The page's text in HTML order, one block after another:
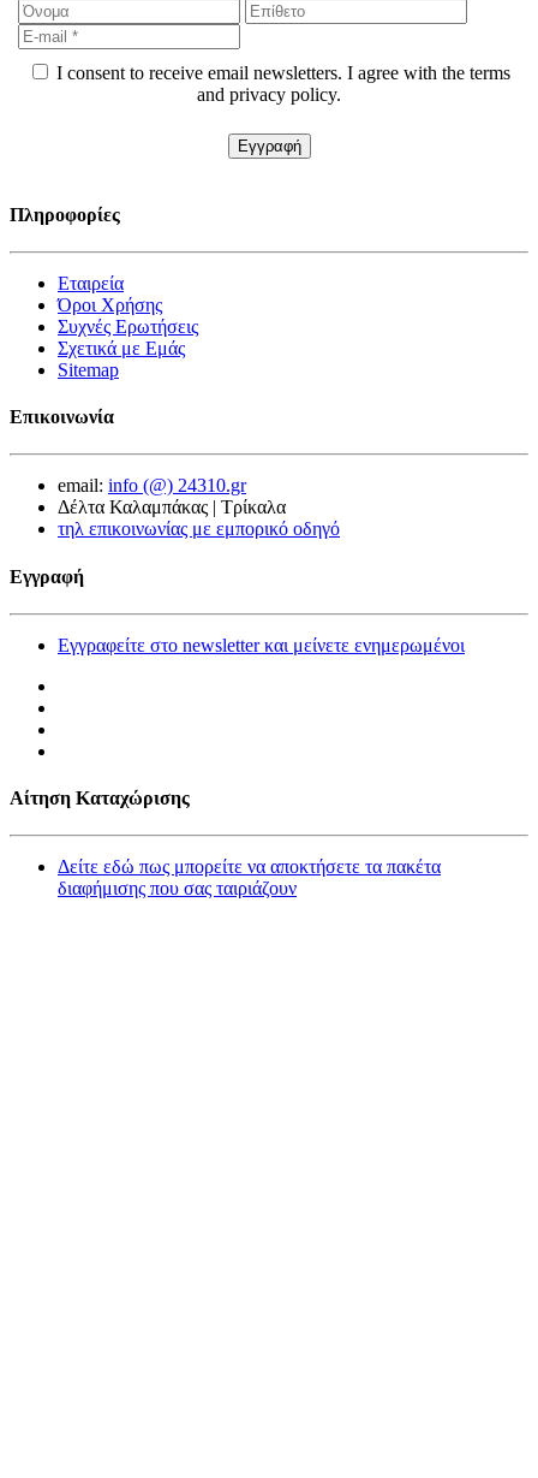
I consent to receive email newsletters. I agree with the terms
and privacy policy.
Πληροφορίες
Εταιρεία
Όροι Χρήσης
Συχνές Ερωτήσεις
Σχετικά με Εμάς
Sitemap
Επικοινωνία
email: info (@) 24310.gr
Δέλτα Καλαμπάκας | Τρίκαλα
τηλ επικοινωνίας με εμπορικό οδηγό
Εγγραφή
Εγγραφείτε στο newsletter και μείνετε ενημερωμένοι
Αίτηση Καταχώρισης
Δείτε εδώ πως μπορείτε να αποκτήσετε τα πακέτα
διαφήμισης που σας ταιριάζουν